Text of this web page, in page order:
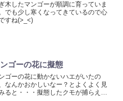
木したマンゴーが順調に育っていま
でも少し寒くなってきているので心
すね(>_<)
ゴーの花に擬態
ゴーの花に動かないハエがいたの
なんかおかしいなー？とよくよく見
ると・・・擬態したクモが捕らえて